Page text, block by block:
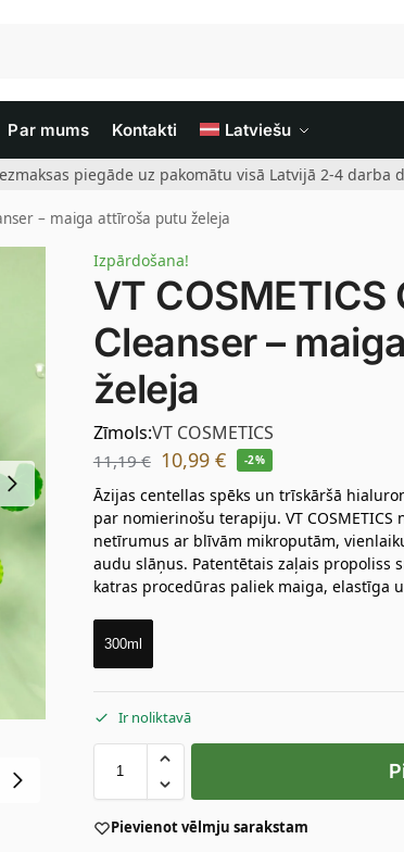
Par mums Kontakti Latviešu
piegāde uz pakomātu visā Latvijā 2-4 darba
– maiga attīroša putu želeja
Izpārdošana!
VT
Cleanser –
želeja
Zīmols:VT COSMETICS
11,19€ 10,99 € -2%
Āzijas centellas spēks un trīskāršā
par nomierinošu terapiju. VT
netīrumus ar blīvām mikroputām,
audu slāņus. Patentētais zaļais propoliss
katras procedūras paliek maiga, elastīga
300ml
Ir noliktavā
Pievienot vēlmju sarakstam